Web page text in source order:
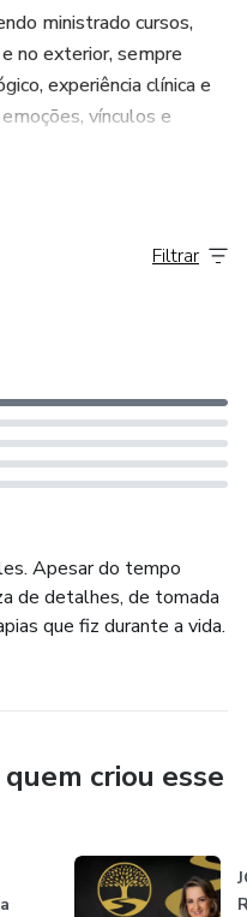
ministrado cursos,
no exterior, sempre
experiência clínica e
vínculos e
da Jornada
terapêutico estruturado
clareza e
mulheres, auxiliando-as
da
mais saudáveis.
Filtrar
Apesar do tempo
de detalhes, de tomada
que fiz durante a vida.
criou esse